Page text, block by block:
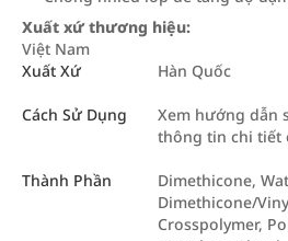
Xuất xứ thương hiệu:
Việt Nam
Xuất Xứ
Hàn Quốc
Cách Sử Dụng
Xem hướng dẫn
thông tin chi tiết
Thành Phần
Dimethicone,
Dimethicone/
Crosspolymer,